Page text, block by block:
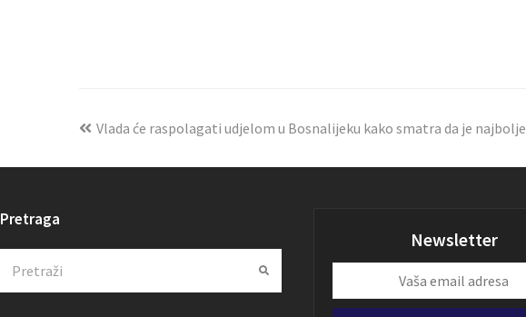
Vlada će raspolagati udjelom u Bosnalijeku kako smatra da je najbolje
Pretraga
Submit
Newsletter
email